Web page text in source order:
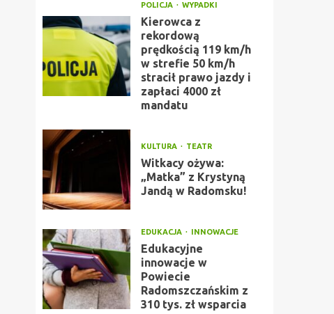
POLICJA WYPADKI
Kierowca z
rekordową
prędkością 119 km/h
w strefie 50 km/h
stracił prawo jazdy i
zapłaci 4000 zł
mandatu
KULTURA TEATR
Witkacy ożywa:
„Matka” z Krystyną
Jandą w Radomsku!
EDUKACJA INNOWACJE
Edukacyjne
innowacje w
Powiecie
Radomszczańskim z
310 tys. zł wsparcia